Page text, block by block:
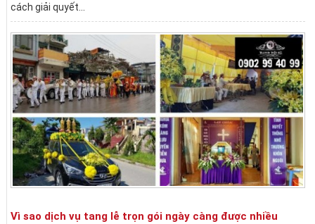
cách giải quyết...
Vì sao dịch vụ tang lễ trọn gói ngày càng được nhiều